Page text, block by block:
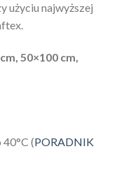
użyciu najwyższej
50×100 cm,
(PORADNIK